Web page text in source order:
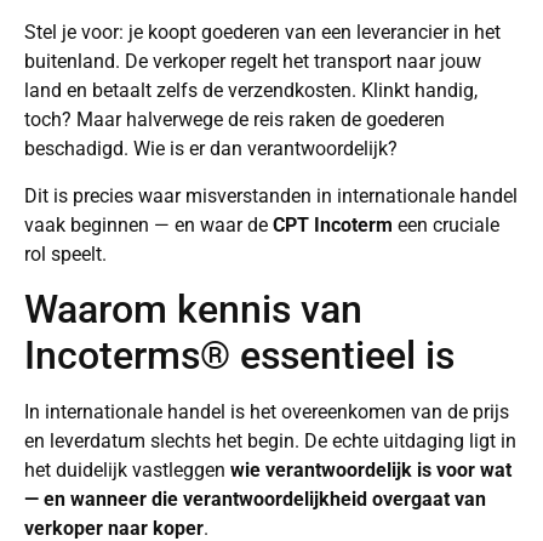
Stel je voor: je koopt goederen van een leverancier in het
buitenland. De verkoper regelt het transport naar jouw
land en betaalt zelfs de verzendkosten. Klinkt handig,
toch? Maar halverwege de reis raken de goederen
beschadigd. Wie is er dan verantwoordelijk?
Dit is precies waar misverstanden in internationale handel
vaak beginnen — en waar de CPT Incoterm een cruciale
rol speelt.
Waarom kennis van
Incoterms® essentieel is
In internationale handel is het overeenkomen van de prijs
en leverdatum slechts het begin. De echte uitdaging ligt in
het duidelijk vastleggen wie verantwoordelijk is voor wat
— en wanneer die verantwoordelijkheid overgaat van
verkoper naar koper.